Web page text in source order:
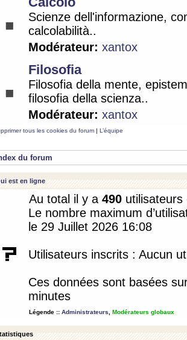
Scienze dell'informazione,
calcolabilità..
Modérateur: xantox
Filosofia
Filosofia della mente,
filosofia della scienza..
Modérateur: xantox
tous les cookies du forum | L’équipe
du forum
est en ligne
Au total il y a 490
Le nombre maximum
le 29 Juillet 2026 16:08
Utilisateurs inscrits : Aucun
Ces données sont basées
minutes
Légende :: Administrateurs Modérateurs globaux